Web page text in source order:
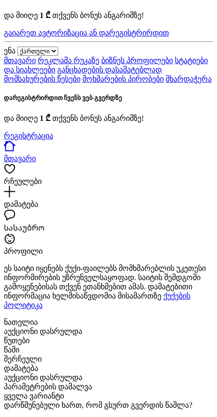
და მიიღე 1 ₾ თქვენს ბონუს ანგარიშზე!
გაიარეთ ავტორიზაცია ან დარეგისტრირდით
ენა
მთავარი რეკლამა რუკაზე ბიზნეს პროფილები სტატიები
და სიახლეები განცხადების დასამატებლად
მომსახურების წესები მოხმარების პირობები მხარდაჭერა
დარეგისტრირდით ჩვენს ვებ-გვერდზე
და მიიღე 1 ₾ თქვენს ბონუს ანგარიშზე!
რეგისტრაცია
მთავარი
რჩეულები
დამატება
Სასაუბრო
პროფილი
ეს საიტი იყენებს ქუქი-ფაილებს მომხმარებლის უკეთესი
ინფორმირების უზრუნველსაყოფად. საიტის შემდგომი
გამოყენებისას თქვენ ეთანხმებით ამას. დამატებითი
ინფორმაცია ხელმისაწვდომია მისამართზე ქუქების
პოლიტიკა
ნათელია
აუქციონი დასრულდა
წუთები
წამი
შერჩეული
დამატება
აუქციონი დასრულდა
პარამეტრების დამალვა
ყველა ვარიანტი
დარწმუნებული ხართ, რომ გსურთ გვერდის წაშლა?